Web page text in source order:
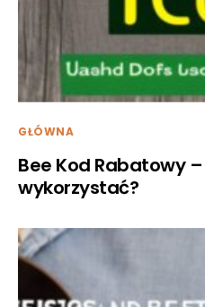
GŁÓWNA
Bee Kod Rabatowy
wykorzystać?